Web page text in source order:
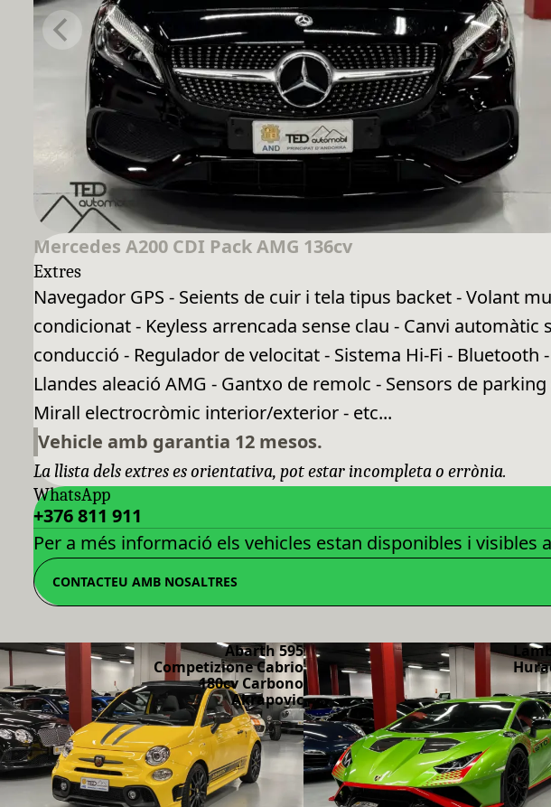
Mercedes A200 CDI Pack AMG 136cv
Extres
Navegador GPS - Seients de cuir i tela tipus backet - Volant
condicionat - Keyless arrencada sense clau - Canvi automàtic
conducció - Regulador de velocitat - Sistema Hi-Fi - Bluetooth
Llandes aleació AMG - Gantxo de remolc - Sensors de
Mirall electrocròmic interior/exterior - etc...
Vehicle amb garantia 12 mesos.
La llista dels extres es orientativa, pot estar incompleta o errònia.
WhatsApp
+376 811 911
Per a més informació els vehicles estan disponibles i visibles
CONTACTEU AMB NOSALTRES
Abarth 595
Competizione Cabrio
180cv Carbono
Akrapovic